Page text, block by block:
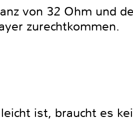
von 32 Ohm und
zurechtkommen.
ist, braucht es